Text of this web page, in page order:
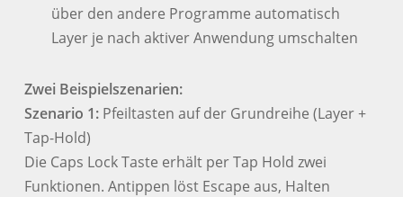
über den andere Programme automatisch
Layer je nach aktiver Anwendung umschalten
Zwei Beispielszenarien:
Szenario 1:Pfeiltasten auf der Grundreihe (Layer +
Tap-Hold)
Die Caps Lock Taste erhält per Tap Hold zwei
Funktionen. Antippen löst Escape aus, Halten